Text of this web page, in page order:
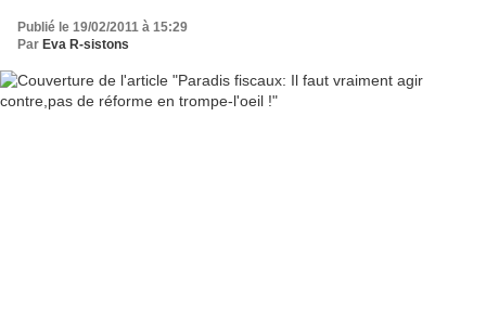
Publié le 19/02/2011 à 15:29
Par Eva R-sistons